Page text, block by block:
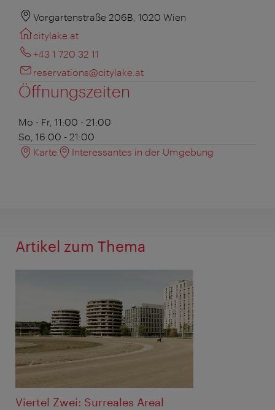
Vorgartenstraße 206B, 1020 Wien
citylake.at
+43 1 720 32 11
reservations@citylake.at
Öffnungszeiten
Mo - Fr, 11:00 - 21:00
So, 16:00 - 21:00
Karte
Interessantes in der Umgebung
Artikel zum Thema
Viertel Zwei: Surreales Areal